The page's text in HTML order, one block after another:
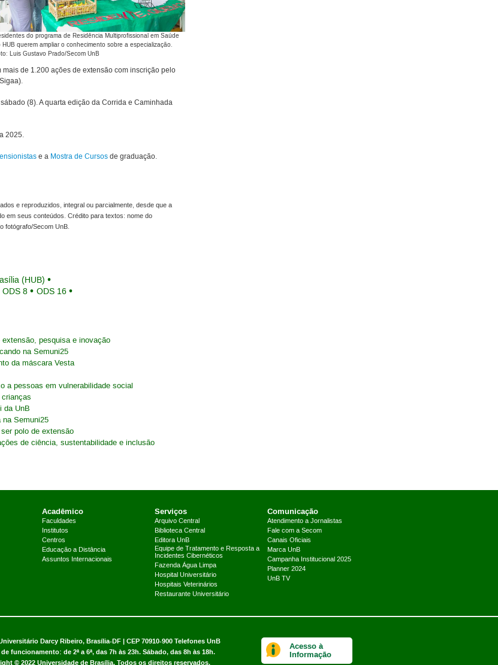
do programa de Residência Multiprofissional em Saúde
HUB querem ampliar o conhecimento sobre a especialização.
Luis Gustavo Prado/Secom UnB
de 1.200 ações de extensão com inscrição pelo
(8). A quarta edição da Corrida e Caminhada
2025.
e a Mostra de Cursos de graduação.
e reproduzidos, integral ou parcialmente, desde que a
em seus conteúdos. Crédito para textos: nome do
fotógrafo/Secom UnB.
(HUB)
ODS 8
ODS 16
pesquisa e inovação
na Semuni25
da máscara Vesta
a pessoas em vulnerabilidade social
da UnB
na Semuni25
polo de extensão
de ciência, sustentabilidade e inclusão
Acadêmico
Faculdades
Institutos
Centros
Educação a Distância
Assuntos Internacionais
Serviços
Arquivo Central
Biblioteca Central
Editora UnB
Equipe de Tratamento e Resposta a
Incidentes Cibernéticos
Fazenda Água Limpa
Hospital Universitário
Hospitais Veterinários
Restaurante Universitário
Comunicação
Atendimento a Jornalistas
Fale com a Secom
Canais Oficiais
Marca UnB
Campanha Institucional 2025
Planner 2024
UnB TV
Darcy Ribeiro,Brasília-DF | CEP 70910-900 Telefones UnB
funcionamento: de 2ª a 6ª, das 7h às 23h. Sábado, das 8h às 18h.
© 2022 Universidade de Brasília. Todos os direitos reservados.
Acesso à
Informação